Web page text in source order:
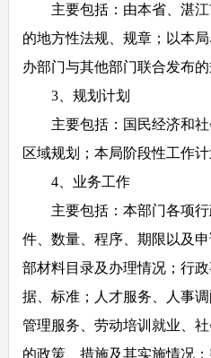
主要包括：由本省、湛江
的地方性法规、规章；以本
办部门与其他部门联合发布的
3、规划计划
主要包括：国民经济和社
区域规划；本局阶段性工作
4、业务工作
主要包括：本部门各项行
件、数量、程序、期限以及
部材料目录及办理情况；行
据、标准；人才服务、人事
管理服务、劳动培训就业、
的政策、措施及其实施情况